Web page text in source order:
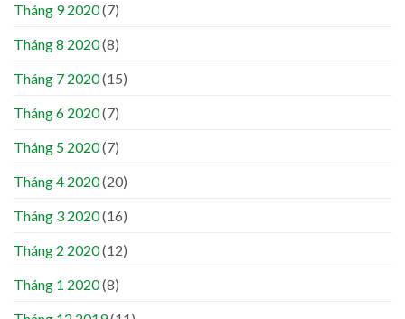
Tháng 9 2020(7)
Tháng 8 2020(8)
Tháng 7 2020(15)
Tháng 6 2020(7)
Tháng 5 2020(7)
Tháng 4 2020(20)
Tháng 3 2020(16)
Tháng 2 2020(12)
Tháng 1 2020(8)